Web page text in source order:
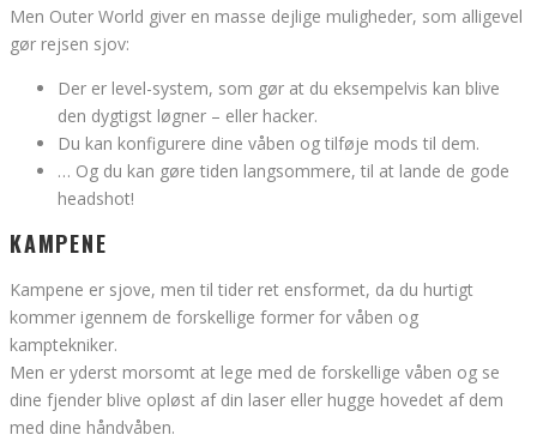
Men Outer World giver en masse dejlige muligheder, som alligevel
gør rejsen sjov:
Der er level-system, som gør at du eksempelvis kan blive
den dygtigst løgner – eller hacker.
Du kan konfigurere dine våben og tilføje mods til dem.
… Og du kan gøre tiden langsommere, til at lande de gode
headshot!
KAMPENE
Kampene er sjove, men til tider ret ensformet, da du hurtigt
kommer igennem de forskellige former for våben og
kamptekniker.
Men er yderst morsomt at lege med de forskellige våben og se
dine fjender blive opløst af din laser eller hugge hovedet af dem
med dine håndvåben.